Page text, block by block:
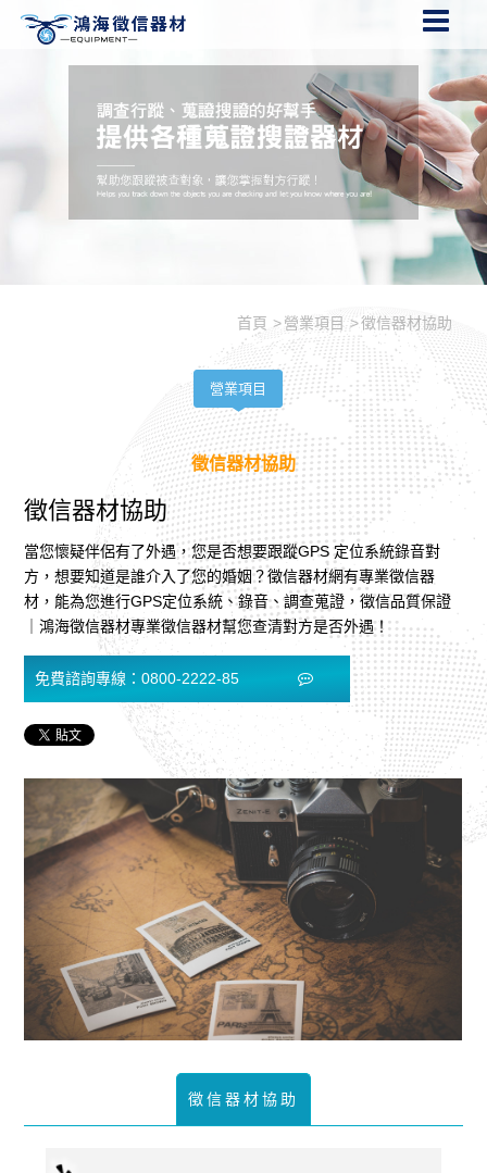
首頁 營業項目 徵信器材協助
營業項目
徵信器材協助
徵信器材協助
當您懷疑伴侶有了外遇，您是否想要跟蹤GPS 定位系統錄音對
方，想要知道是誰介入了您的婚姻？徵信器材網有專業徵信器
材，能為您進行GPS定位系統、錄音、調查蒐證，徵信品質保證
｜鴻海徵信器材專業徵信器材幫您查清對方是否外遇！
免費諮詢專線：0800-2222-85
徵信器材協助